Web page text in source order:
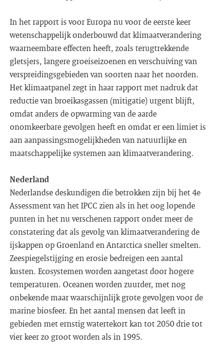
In het rapport is voor Europa nu voor de eerste keer
wetenschappelijk onderbouwd dat klimaatverandering
waarneembare effecten heeft, zoals terugtrekkende
gletsjers, langere groeiseizoenen en verschuiving van
verspreidingsgebieden van soorten naar het noorden.
Het klimaatpanel zegt in haar rapport met nadruk dat
reductie van broeikasgassen (mitigatie) urgent blijft,
omdat anders de opwarming van de aarde
onomkeerbare gevolgen heeft en omdat er een limiet is
aan aanpassingsmogelijkheden van natuurlijke en
maatschappelijke systemen aan klimaatverandering.
Nederland
Nederlandse deskundigen die betrokken zijn bij het 4e
Assessment van het IPCC zien als in het oog lopende
punten in het nu verschenen rapport onder meer de
constatering dat als gevolg van klimaatverandering de
ijskappen op Groenland en Antarctica sneller smelten.
Zeespiegelstijging en erosie bedreigen een aantal
kusten. Ecosystemen worden aangetast door hogere
temperaturen. Oceanen worden zuurder, met nog
onbekende maar waarschijnlijk grote gevolgen voor de
marine biosfeer. En het aantal mensen dat leeft in
gebieden met ernstig watertekort kan tot 2050 drie tot
vier keer zo groot worden als in 1995.